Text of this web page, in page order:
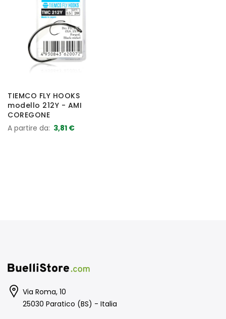
TIEMCO FLY HOOKS
modello 212Y - AMI
COREGONE
A partire da 3,81 €
Via Roma, 10
25030 Paratico (BS) - Italia